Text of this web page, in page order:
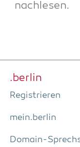
nachlesen.
.ber­lin
Regis­trie­ren
mein.berlin
Domain-